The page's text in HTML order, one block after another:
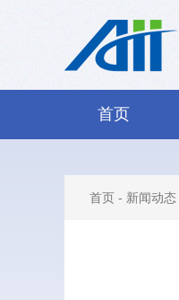
首页
首页 - 新闻动态